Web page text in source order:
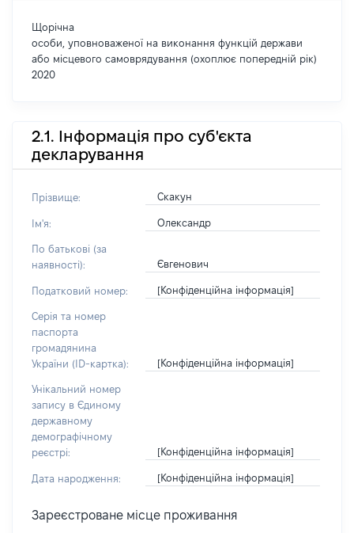
Щорічна
особи, уповноваженої на виконання функцій держави
або місцевого самоврядування (охоплює попередній рік)
2020
2.1. Інформація про суб'єкта
декларування
Прізвище: Скакун
Ім'я: Олександр
По батькові (за
наявності):
Євгенович
Податковий номер: [Конфіденційна інформація]
Серія та номер
паспорта
громадянина
України (ID-картка):
[Конфіденційна інформація]
Унікальний номер
запису в Єдиному
державному
демографічному
реєстрі:
[Конфіденційна інформація]
Дата народження: [Конфіденційна інформація]
Зареєстроване місце проживання